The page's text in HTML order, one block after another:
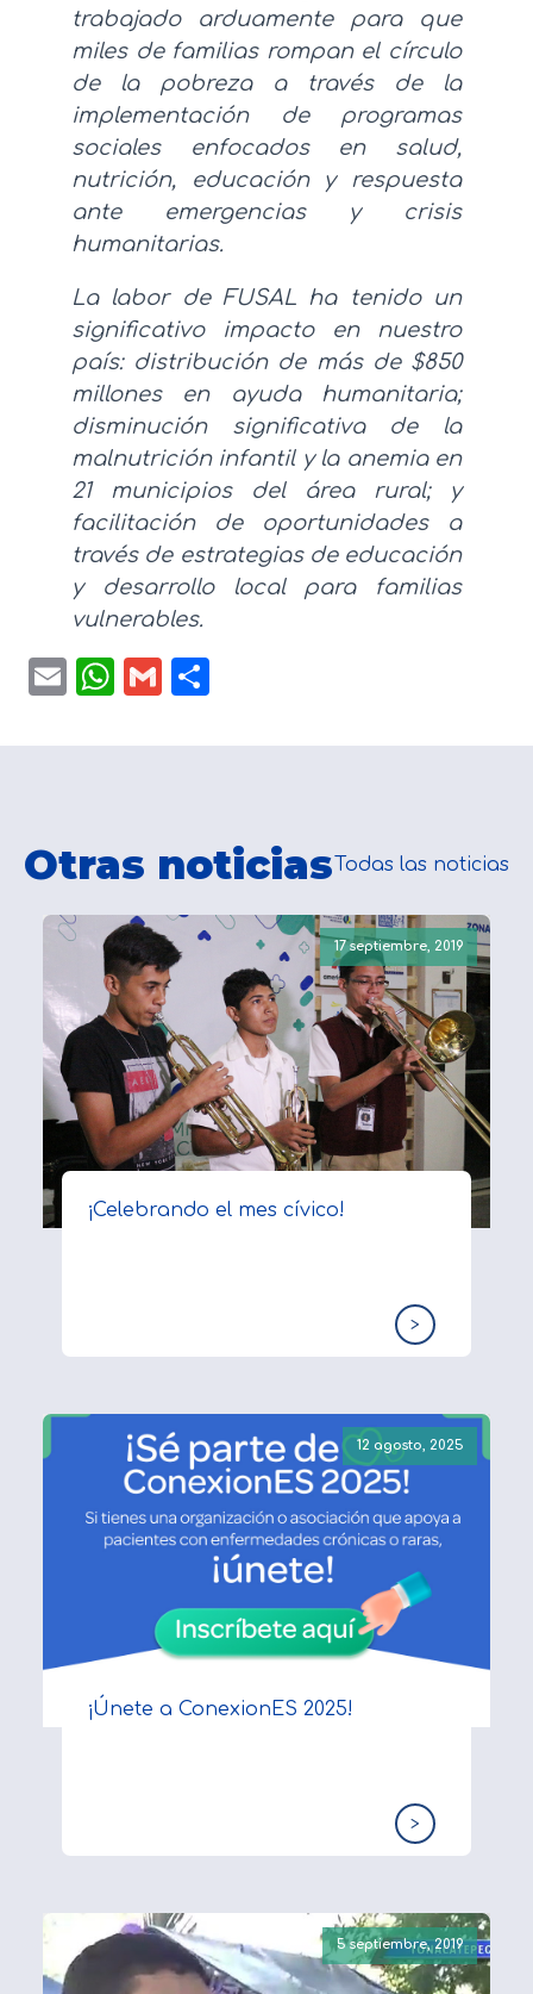
trabajado arduamente para que
miles de familias rompan el círculo
de la pobreza a través de la
implementación de programas
sociales enfocados en salud,
nutrición, educación y respuesta
ante emergencias y crisis
humanitarias.
La labor de FUSAL ha tenido un
significativo impacto en nuestro
país: distribución de más de $850
millones en ayuda humanitaria;
disminución significativa de la
malnutrición infantil y la anemia en
21 municipios del área rural; y
facilitación de oportunidades a
través de estrategias de educación
y desarrollo local para familias
vulnerables.
EmailWhatsApp
Gmail
Otras noticias Todas las noticias
17 septiembre, 2019
¡Celebrando el mes cívico!
>
12 agosto, 2025
¡Únete a ConexionES 2025!
>
5 septiembre, 2019